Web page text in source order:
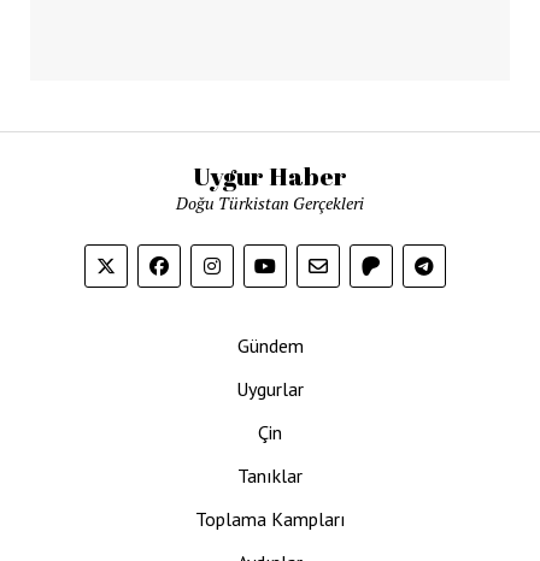
Uygur Haber
Doğu Türkistan Gerçekleri
Gündem
Uygurlar
Çin
Tanıklar
Toplama Kampları